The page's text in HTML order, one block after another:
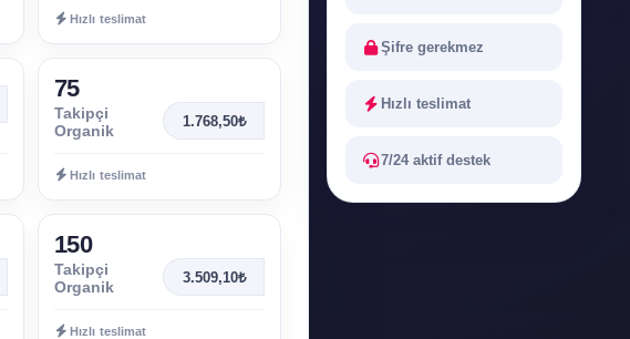
Hızlı teslimat
75
Takipçi
Organik
1.768,50₺
Hızlı teslimat
150
Takipçi
Organik
3.509,10₺
Hızlı teslimat
Şifre gerekmez
Hızlı teslimat
7/24 aktif destek